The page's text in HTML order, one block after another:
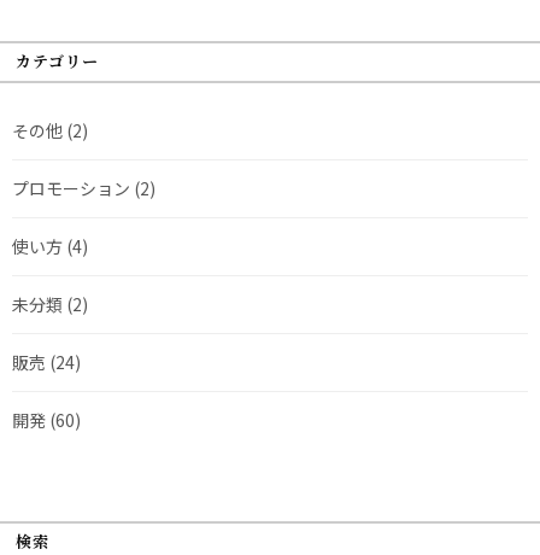
カテゴリー
その他 (2)
プロモーション (2)
使い方 (4)
未分類 (2)
販売 (24)
開発 (60)
検索